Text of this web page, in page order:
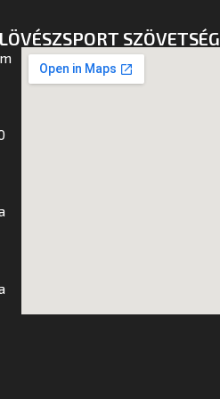
SZÖVETSÉG